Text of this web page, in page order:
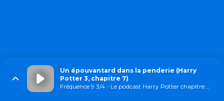
Un épouvantard dans la penderie (Harry
Potter 3, chapitre 7)
Fréquence 9 3/4 - Le podcast Harry Potter chapitre par chapitre